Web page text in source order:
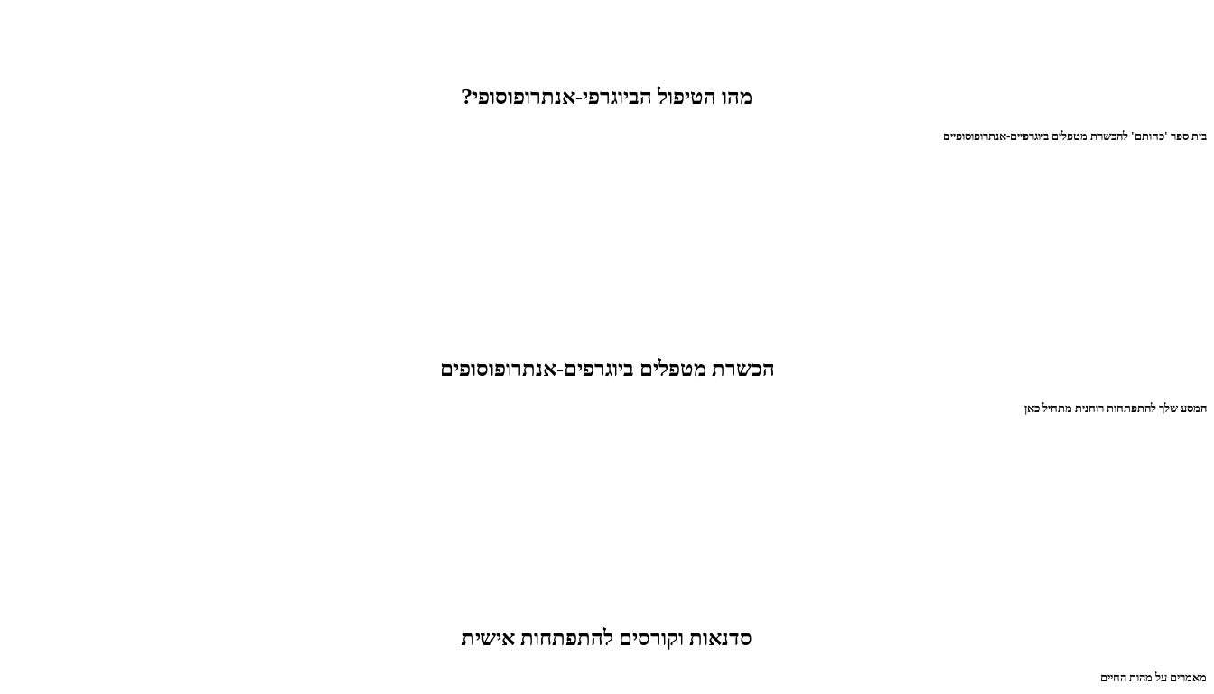
מהו הטיפול הביוגרפי-אנתרופוסופי?
בית ספר 'כחותם' להכשרת מטפלים ביוגרפיים-אנתרופוסופיים
הכשרת מטפלים ביוגרפים-אנתרופוסופים
המסע שלך להתפתחות רוחנית מתחיל כאן
סדנאות וקורסים להתפתחות אישית
מאמרים על מהות החיים